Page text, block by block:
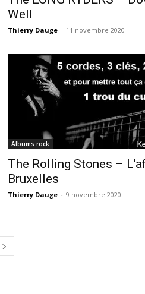
Well
Thierry Dauge - 11 novembre 2020
Albums rock
The Rolling Stones –
Bruxelles
Thierry Dauge - 9 novembre 2020